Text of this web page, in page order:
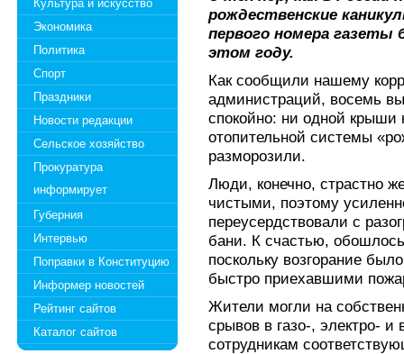
Культура и искусство
Экономика
Политика
Спорт
Праздники
Новости редакции
Сельское хозяйство
Прокуратура
информирует
Губерния
Интервью
Поправки в Конституцию
Информер новостей
Рейтинг сайтов
Каталог сайтов
рождественские
первого номера
этом году.
Как сообщили нашему
администраций, восемь
спокойно: ни одной крыши
отопительной системы
разморозили.
Люди, конечно, страстно
чистыми, поэтому
переусердствовали с
бани. К счастью,
поскольку возгорание
быстро приехавшими
Жители могли на
срывов в газо-, электро-
сотрудникам